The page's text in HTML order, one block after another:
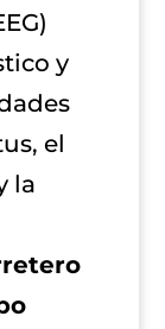
y
el
la